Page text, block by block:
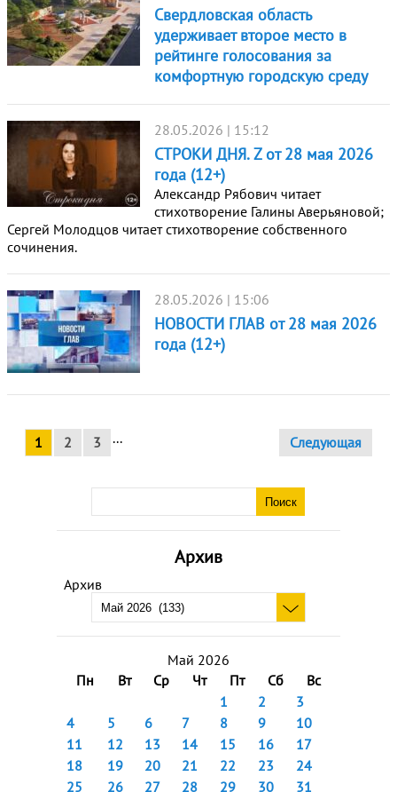
Архив
Архив
Май 2026
Пн
Вт Ср Чт Пт Сб
Вс
1
2
3
4
5 6 7 8 9
10
11
12 13 14 15 16
17
18
19 20 21 22 23
24
25
26 27 28 29 30 31
Свердловская область
удерживает второе место в
рейтинге голосования за
комфортную городскую среду
28.05.2026 | 15:12
СТРОКИ ДНЯ. Z от 28 мая 2026
года (12+)
Александр Рябович читает
стихотворение Галины Аверьяновой;
Сергей Молодцов читает стихотворение собственного
сочинения.
28.05.2026 | 15:06
НОВОСТИ ГЛАВ от 28 мая 2026
года (12+)
1 2 3 ... Следующая